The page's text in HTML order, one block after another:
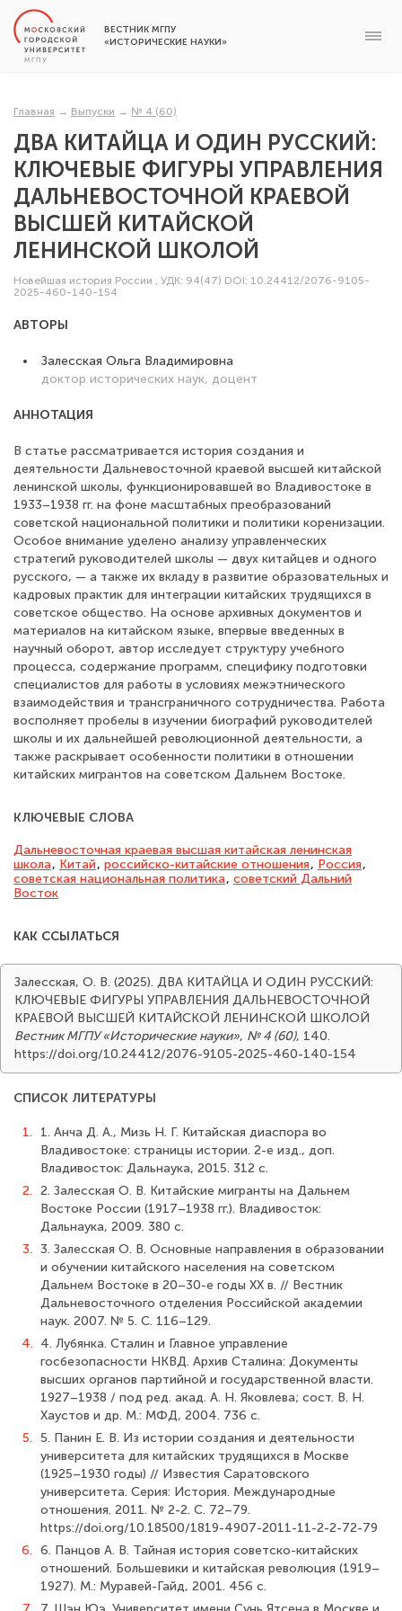
ВЕСТНИК МГПУ
«ИСТОРИЧЕСКИЕ НАУКИ»
Главная → Выпуски → № 4 (60)
ДВА КИТАЙЦА И ОДИН РУССКИЙ:
КЛЮЧЕВЫЕ ФИГУРЫ УПРАВЛЕНИЯ
ДАЛЬНЕВОСТОЧНОЙ КРАЕВОЙ
ВЫСШЕЙ КИТАЙСКОЙ
ЛЕНИНСКОЙ ШКОЛОЙ
Новейшая история России , УДК: 94(47) DOI: 10.24412/2076-9105-
2025-460-140-154
АВТОРЫ
Залесская Ольга Владимировна
доктор исторических наук, доцент
АННОТАЦИЯ
В статье рассматривается история создания и
деятельности Дальневосточной краевой высшей китайской
ленинской школы, функционировавшей во Владивостоке в
1933–1938 гг. на фоне масштабных преобразований
советской национальной политики и политики коренизации.
Особое внимание уделено анализу управленческих
стратегий руководителей школы — двух китайцев и одного
русского, — а также их вкладу в развитие образовательных и
кадровых практик для интеграции китайских трудящихся в
советское общество. На основе архивных документов и
материалов на китайском языке, впервые введенных в
научный оборот, автор исследует структуру учебного
процесса, содержание программ, специфику подготовки
специалистов для работы в условиях межэтнического
взаимодействия и трансграничного сотрудничества. Работа
восполняет пробелы в изучении биографий руководителей
школы и их дальнейшей революционной деятельности, а
также раскрывает особенности политики в отношении
китайских мигрантов на советском Дальнем Востоке.
КЛЮЧЕВЫЕ СЛОВА
Дальневосточная краевая высшая китайская ленинская
школа, Китай, российско-китайские отношения, Россия,
советская национальная политика, советский Дальний
Восток
КАК ССЫЛАТЬСЯ
Залесская, О. В. (2025). ДВА КИТАЙЦА И ОДИН РУССКИЙ:
КЛЮЧЕВЫЕ ФИГУРЫ УПРАВЛЕНИЯ ДАЛЬНЕВОСТОЧНОЙ
КРАЕВОЙ ВЫСШЕЙ КИТАЙСКОЙ ЛЕНИНСКОЙ ШКОЛОЙ
Вестник МГПУ «Исторические науки», № 4 (60), 140.
https://doi.org/10.24412/2076-9105-2025-460-140-154
СПИСОК ЛИТЕРАТУРЫ
1.
1. Анча Д. А., Мизь Н. Г. Китайская диаспора во
Владивостоке: страницы истории. 2-е изд., доп.
Владивосток: Дальнаука, 2015. 312 с.
2. 2. Залесская О. В. Китайские мигранты на Дальнем
Востоке России (1917–1938 гг.). Владивосток:
Дальнаука, 2009. 380 с.
3. 3. Залесская О. В. Основные направления в образовании
и обучении китайского населения на советском
Дальнем Востоке в 20–30-е годы XX в. // Вестник
Дальневосточного отделения Российской академии
наук. 2007. № 5. С. 116–129.
4. 4. Лубянка. Сталин и Главное управление
госбезопасности НКВД. Архив Сталина: Документы
высших органов партийной и государственной власти.
1927–1938 / под ред. акад. А. Н. Яковлева; сост. В. Н.
Хаустов и др. М.: МФД, 2004. 736 с.
5. 5. Панин Е. В. Из истории создания и деятельности
университета для китайских трудящихся в Москве
(1925–1930 годы) // Известия Саратовского
университета. Серия: История. Международные
отношения. 2011. № 2-2. С. 72–79.
https://doi.org/10.18500/1819-4907-2011-11-2-2-72-79
6. 6. Панцов А. В. Тайная история советско-китайских
отношений. Большевики и китайская революция (1919–
1927). М.: Муравей-Гайд, 2001. 456 с.